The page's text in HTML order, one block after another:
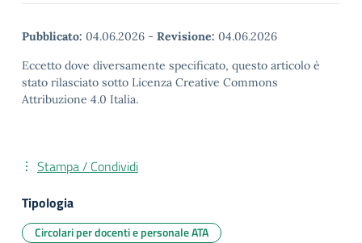
Pubblicato: 04.06.2026 - Revisione: 04.06.2026
Eccetto dove diversamente specificato, questo articolo è
stato rilasciato sotto Licenza Creative Commons
Attribuzione 4.0 Italia.
Stampa / Condividi
Tipologia
Circolari per docenti e personale ATA